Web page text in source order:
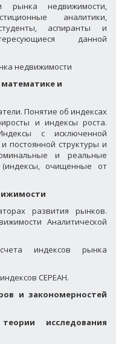
рынка недвижимости,
аналитики,
аспиранты и
данной
недвижимости
и
Понятие об индексах
и индексы роста.
с исключенной
постоянной структуры и
и реальные
очищенные от
развития рынков.
Аналитической
индексов рынка
СЕРЕАН.
и закономерностей
исследования